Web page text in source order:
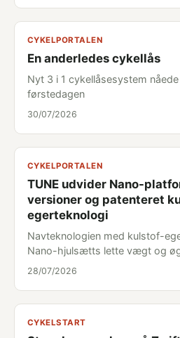
CYKELPORTALEN
En anderledes cykellås
Nyt 3 i 1 cykellåsesystem
førstedagen
30/07/2026
CYKELPORTALEN
TUNE udvider Nano-
versioner og patenteret
egerteknologi
Navteknologien med kulstof-
Nano-hjulsætts lette vægt og
28/07/2026
CYKELSTART